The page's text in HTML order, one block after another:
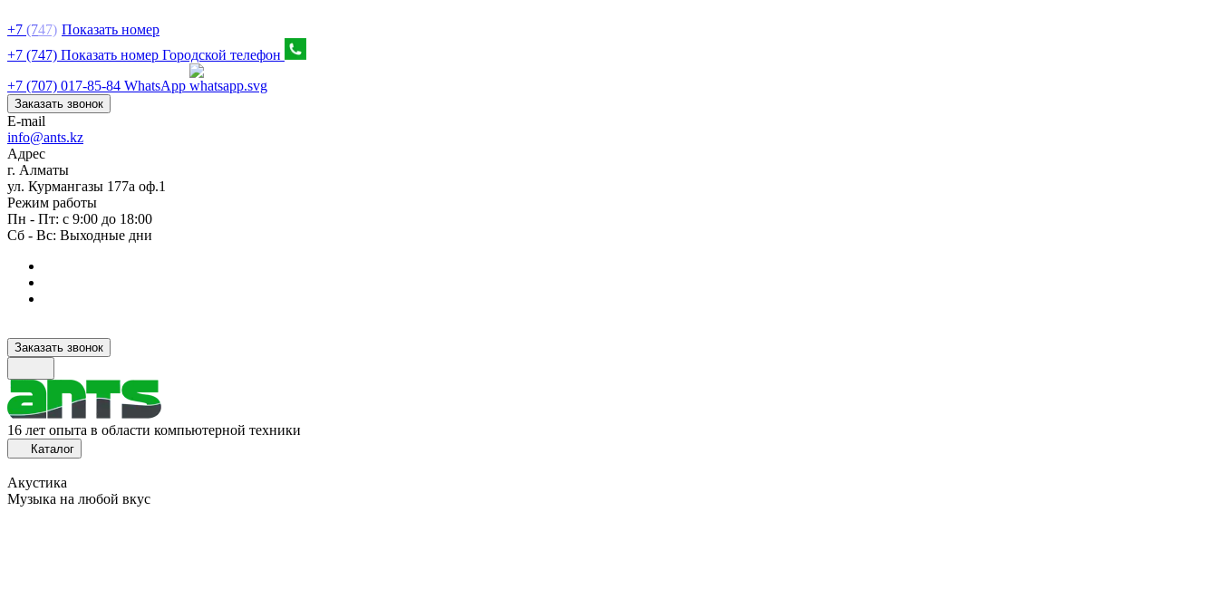
+7 (747) Показать номер
+7 (747) Показать номер Городской телефон
+7 (707) 017-85-84 WhatsApp
Заказать звонок
E-mail
info@ants.kz
Адрес
г. Алматы
ул. Курмангазы 177а оф.1
Режим работы
Пн - Пт: с 9:00 до 18:00
Сб - Вс: Выходные дни
Заказать звонок
16 лет опыта в области компьютерной техники
Каталог
Акустика
Музыка на любой вкус